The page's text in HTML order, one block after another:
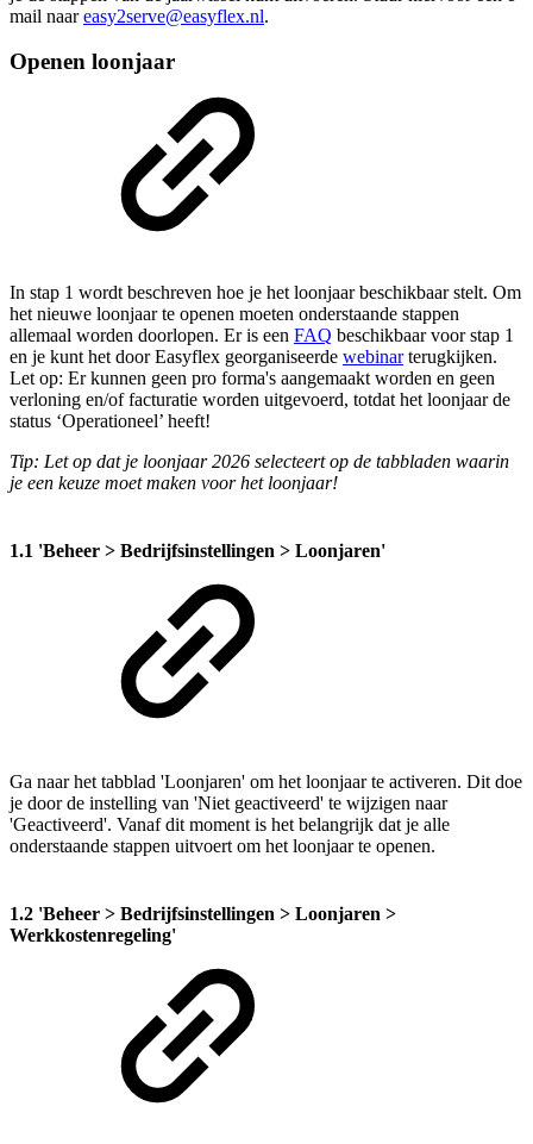
mail naareasy2serve@easyflex.nl.
Openen loonjaar
In stap 1 wordt beschreven hoe je het loonjaar beschikbaar stelt. Om
het nieuwe loonjaar te openen moeten onderstaande stappen
allemaal worden doorlopen. Er is een FAQ beschikbaar voor stap 1
en je kunt het door Easyflex georganiseerde webinarterugkijken.
Let op: Er kunnen geen pro forma's aangemaakt worden en geen
verloning en/of facturatie worden uitgevoerd, totdat het loonjaar de
status ‘Operationeel’ heeft!
Tip: Let op dat je loonjaar 2026 selecteert op de tabbladen waarin
je een keuze moet maken voor het loonjaar!
1.1 'Beheer > Bedrijfsinstellingen > Loonjaren'
Ga naar het tabblad 'Loonjaren' om het loonjaar te activeren. Dit doe
je door de instelling van 'Niet geactiveerd' te wijzigen naar
'Geactiveerd'. Vanaf dit moment is het belangrijk dat je alle
onderstaande stappen uitvoert om het loonjaar te openen.
1.2 'Beheer > Bedrijfsinstellingen > Loonjaren >
Werkkostenregeling'